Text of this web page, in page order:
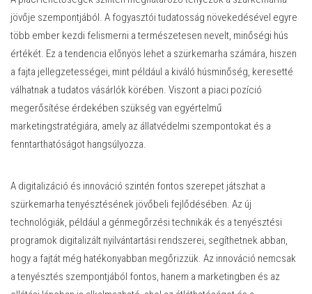
jövője szempontjából. A fogyasztói tudatosság növekedésével egyre
több ember kezdi felismerni a természetesen nevelt, minőségi hús
értékét. Ez a tendencia előnyös lehet a szürkemarha számára, hiszen
a fajta jellegzetességei, mint például a kiváló húsminőség, keresetté
válhatnak a tudatos vásárlók körében. Viszont a piaci pozíció
megerősítése érdekében szükség van egyértelmű
marketingstratégiára, amely az állatvédelmi szempontokat és a
fenntarthatóságot hangsúlyozza.
A digitalizáció és innováció szintén fontos szerepet játszhat a
szürkemarha tenyésztésének jövőbeli fejlődésében. Az új
technológiák, például a génmegőrzési technikák és a tenyésztési
programok digitalizált nyilvántartási rendszerei, segíthetnek abban,
hogy a fajtát még hatékonyabban megőrizzük. Az innováció nemcsak
a tenyésztés szempontjából fontos, hanem a marketingben és az